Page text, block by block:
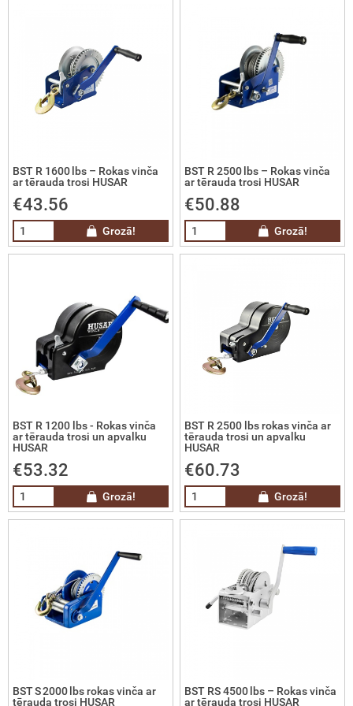
BST R 1600 lbs – Rokas vinča
ar tērauda trosi HUSAR
€43.56
Grozā!
BST R 2500 lbs – Rokas vinča
ar tērauda trosi HUSAR
€50.88
Grozā!
BST R 1200 lbs - Rokas vinča
ar tērauda trosi un apvalku
HUSAR
€53.32
Grozā!
BST R 2500 lbs rokas vinča ar
tērauda trosi un apvalku
HUSAR
€60.73
Grozā!
BST S 2000 lbs rokas vinča ar
tērauda trosi HUSAR
BST RS 4500 lbs – Rokas vinča
ar tērauda trosi HUSAR
nivelieri
komplekti
rotācijas nivelieri
kalibrēšana
iekārtas, komplekti,
gāze metināšanai
nostiprināšanas sistēmas un
lādētāji un palaidēji
degvielas uzpildes un
sistēmas
kurināmā tvertnes
metināšanai